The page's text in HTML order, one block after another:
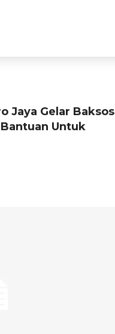
Jaya Gelar Baksos
Untuk